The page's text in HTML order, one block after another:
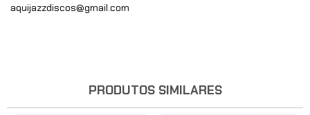
aquijazzdiscos@gmail.com
PRODUTOS SIMILARES